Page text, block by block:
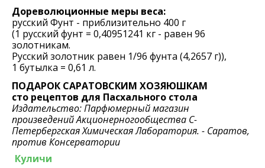
Дореволюционные меры веса:
русский Фунт - приблизительно 400 г
(1 русский фунт = 0,40951241 кг - равен 96
золотникам.
Русский золотник равен 1/96 фунта (4,2657 г)),
1 бутылка = 0,61 л.
ПОДАРОК САРАТОВСКИМ ХОЗЯЮШКАМ
сто рецептов для Пасхального стола
Издательство: Парфюмерный магазин
произведений Акционерногообщества С-
Петербергская Химическая Лаборатория. - Саратов,
против Консерватории
Куличи